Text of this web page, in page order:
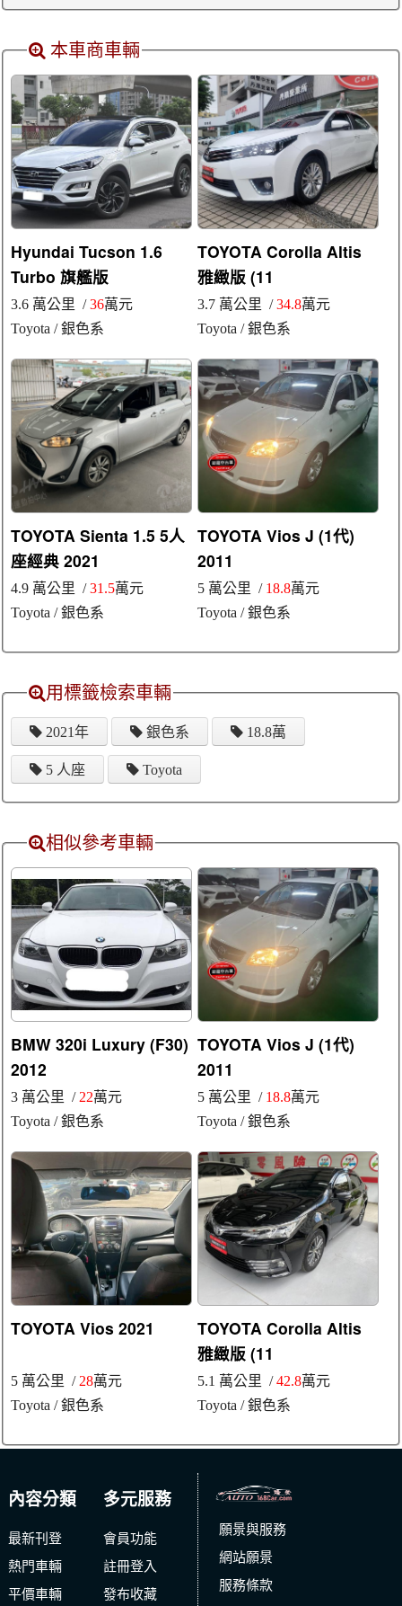
本車商車輛
Hyundai Tucson 1.6
Turbo 旗艦版
3.6 萬公里 /36萬元
Toyota / 銀色系
TOYOTA Corolla Altis
雅緻版 (11
3.7 萬公里 /34.8萬元
Toyota / 銀色系
TOYOTA Sienta 1.5 5人
座經典 2021
4.9 萬公里 /31.5萬元
Toyota / 銀色系
TOYOTA Vios J (1代)
2011
5 萬公里 / 18.8萬元
Toyota / 銀色系
用標籤檢索車輛
2021年 銀色系 18.8萬
5 人座 Toyota
相似參考車輛
BMW 320i Luxury (F30)
2012
3 萬公里 / 22萬元
Toyota / 銀色系
TOYOTA Vios J (1代)
2011
5 萬公里 / 18.8萬元
Toyota / 銀色系
TOYOTA Vios 2021
5 萬公里 / 28萬元
Toyota / 銀色系
TOYOTA Corolla Altis
雅緻版 (11
5.1 萬公里 /42.8萬元
Toyota / 銀色系
內容分類
最新刊登
熱門車輛
平價車輛
多元服務
會員功能
註冊登入
發布收藏
願景與服務
網站願景
服務條款